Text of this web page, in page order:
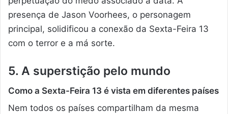
presença de Jason Voorhees, o personagem
principal, solidificou a conexão da Sexta-Feira 13
com o terror e a má sorte.
5. A superstição pelo mundo
Como a Sexta-Feira 13 é vista em diferentes países
Nem todos os países compartilham da mesma